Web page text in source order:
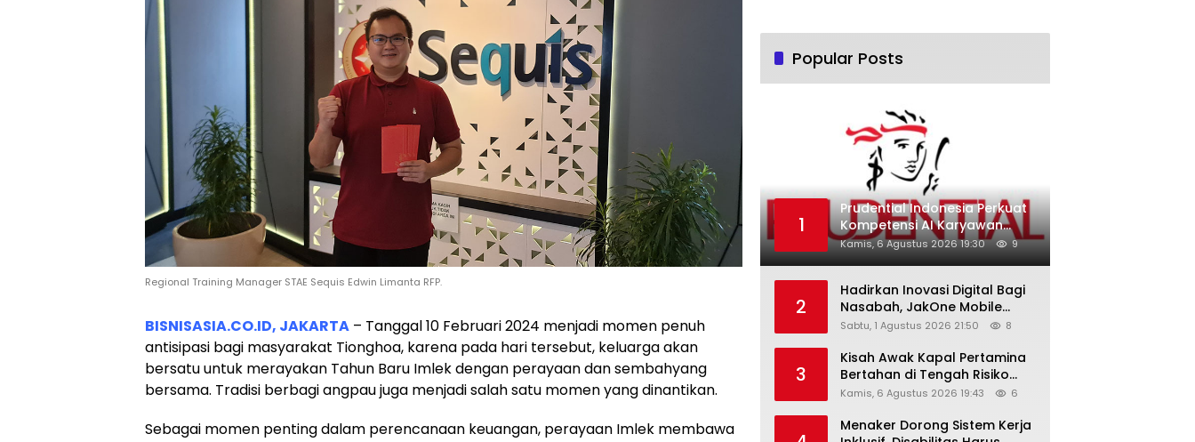
Regional Training Manager STAE Sequis Edwin Limanta RFP.
BISNISASIA.CO.ID, JAKARTA – Tanggal 10 Februari 2024 menjadi momen penuh
antisipasi bagi masyarakat Tionghoa, karena pada hari tersebut, keluarga akan
bersatu untuk merayakan Tahun Baru Imlek dengan perayaan dan sembahyang
bersama. Tradisi berbagi angpau juga menjadi salah satu momen yang dinantikan.
Sebagai momen penting dalam perencanaan keuangan, perayaan Imlek membawa
Popular Posts
1
Prudential Indonesia Perkuat
Kompetensi AI Karyawan
Lewat AI Week
Kamis, 6 Agustus 2026 19:30 9
2
Hadirkan Inovasi Digital Bagi
Nasabah, JakOne Mobile
Antar Bank Jakarta Sukses
Awards 2026
Sabtu, 1 Agustus 2026 21:50 8
3
Kisah Awak Kapal Pertamina
Bertahan di Tengah Risiko
Pelayaran Selat Hormuz
Kamis, 6 Agustus 2026 19:43 6
Menaker Dorong Sistem Kerja